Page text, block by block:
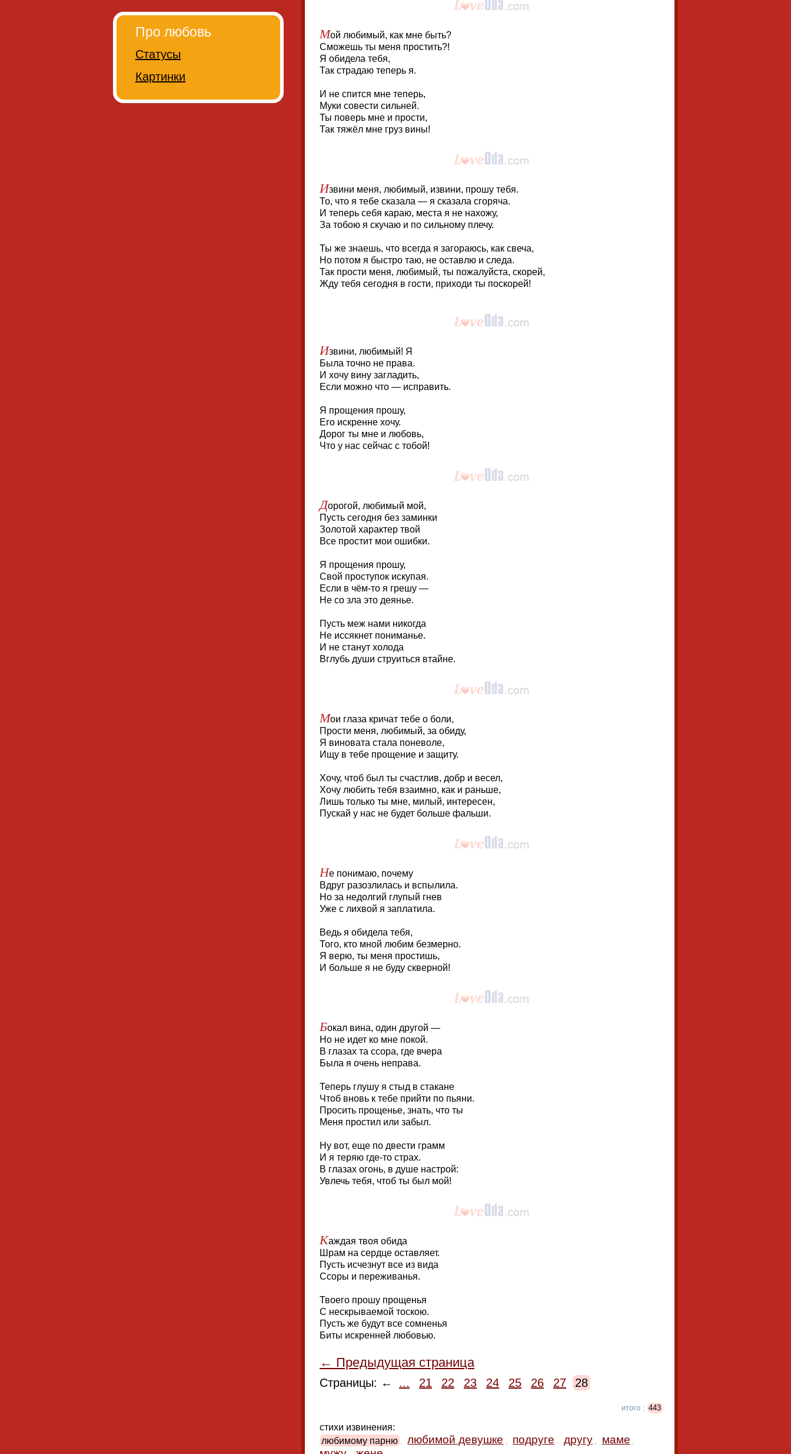
Мой любимый, как мне быть?
Сможешь ты меня простить?!
Я обидела тебя,
Так страдаю теперь я.
И не спится мне теперь,
Муки совести сильней.
Ты поверь мне и прости,
Так тяжёл мне груз вины!
Извини меня, любимый, извини, прошу тебя.
То, что я тебе сказала — я сказала сгоряча.
И теперь себя караю, места я не нахожу,
За тобою я скучаю и по сильному плечу.
Ты же знаешь, что всегда я загораюсь, как свеча,
Но потом я быстро таю, не оставлю и следа.
Так прости меня, любимый, ты пожалуйста, скорей,
Жду тебя сегодня в гости, приходи ты поскорей!
Извини, любимый! Я
Была точно не права.
И хочу вину загладить,
Если можно что — исправить.
Я прощения прошу,
Его искренне хочу.
Дорог ты мне и любовь,
Что у нас сейчас с тобой!
Дорогой, любимый мой,
Пусть сегодня без заминки
Золотой характер твой
Все простит мои ошибки.
Я прощения прошу,
Свой проступок искупая.
Если в чём-то я грешу —
Не со зла это деянье.
Пусть меж нами никогда
Не иссякнет пониманье.
И не станут холода
Вглубь души струиться втайне.
Мои глаза кричат тебе о боли,
Прости меня, любимый, за обиду,
Я виновата стала поневоле,
Ищу в тебе прощение и защиту.
Хочу, чтоб был ты счастлив, добр и весел,
Хочу любить тебя взаимно, как и раньше,
Лишь только ты мне, милый, интересен,
Пускай у нас не будет больше фальши.
Не понимаю, почему
Вдруг разозлилась и вспылила.
Но за недолгий глупый гнев
Уже с лихвой я заплатила.
Ведь я обидела тебя,
Того, кто мной любим безмерно.
Я верю, ты меня простишь,
И больше я не буду скверной!
Бокал вина, один другой —
Но не идет ко мне покой.
В глазах та ссора, где вчера
Была я очень неправа.
Теперь глушу я стыд в стакане
Чтоб вновь к тебе прийти по пьяни.
Просить прощенье, знать, что ты
Меня простил или забыл.
Ну вот, еще по двести грамм
И я теряю где-то страх.
В глазах огонь, в душе настрой:
Увлечь тебя, чтоб ты был мой!
Каждая твоя обида
Шрам на сердце оставляет.
Пусть исчезнут все из вида
Ссоры и переживанья.
Твоего прошу прощенья
С нескрываемой тоскою.
Пусть же будут все сомненья
Биты искренней любовью.
← Предыдущая страница
Страницы: ← ... 21 22 23 24 25 26 27 28
итого : 443
стихи извинения:
любимому парню , любимой девушке , подруге , другу , маме ,
Про любовь
Статусы
Картинки